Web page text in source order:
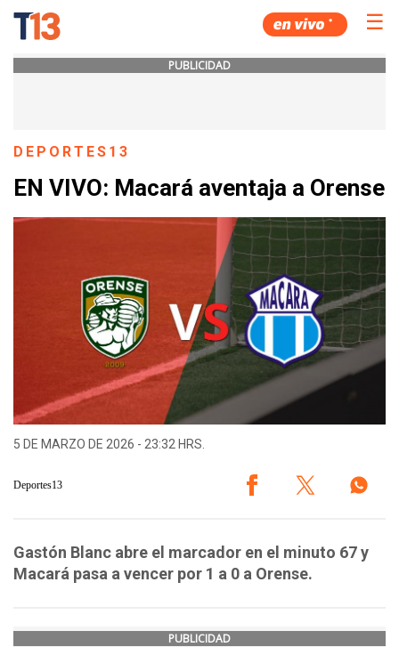
☰
PUBLICIDAD
DEPORTES13
EN VIVO: Macará aventaja a Orense
5 DE MARZO DE 2026 - 23:32 HRS.
Deportes13
Gastón Blanc abre el marcador en el minuto 67 y
Macará pasa a vencer por 1 a 0 a Orense.
PUBLICIDAD